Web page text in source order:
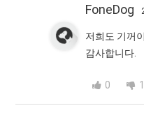
FoneDog
저희도 기꺼
감사합니다.
0 1